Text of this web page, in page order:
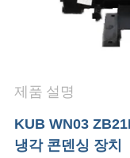
질
관
리
제품 설명
KUB WN03
냉각 콘덴싱 장치